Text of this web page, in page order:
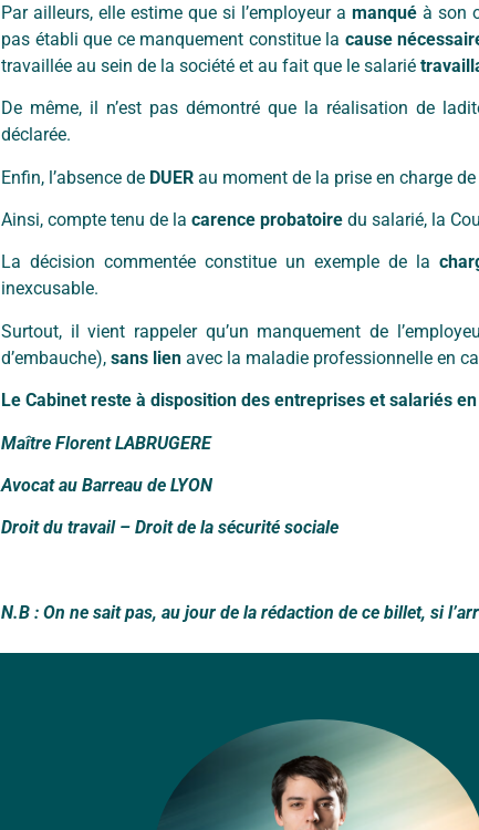
Par ailleurs, elle estime que si l’employeur a manquéà son
pas établi que ce manquement constitue la cause
travaillée au sein de la société et au fait que le salarié
De même, il n’est pas démontré que la réalisation de
déclarée.
Enfin, l’absence de DUER au moment de la prise en charge
Ainsi, compte tenu de la carence probatoire du salarié, la
La décision commentée constitue un exemple de la
inexcusable.
Surtout, il vient rappeler qu’un manquement de
d’embauche), sans lien avec la maladie professionnelle en
Le Cabinet reste à disposition des entreprises et salariés
Maître Florent LABRUGERE
Avocat au Barreau de LYON
Droit du travail – Droit de la sécurité sociale
N.B : On ne sait pas, au jour de la rédaction de ce billet, si